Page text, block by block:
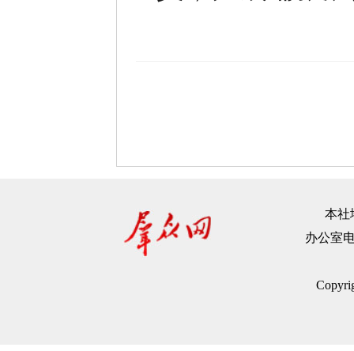
本社
办公室